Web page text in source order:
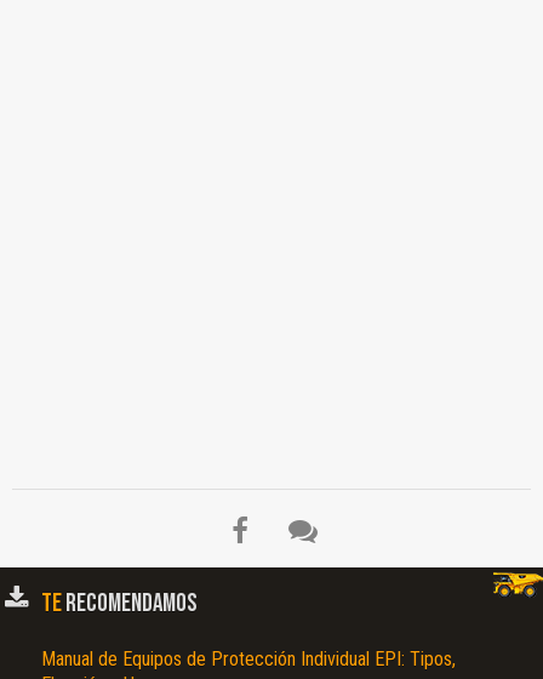
TERECOMENDAMOS
Manual de Equipos de Protección Individual EPI: Tipos,